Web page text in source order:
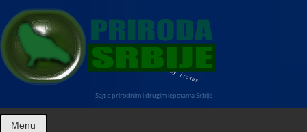
Sajt o prirodnim i drugim lepotama Srbije
Menu